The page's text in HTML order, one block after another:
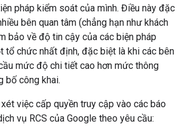
pháp kiểm soát của mình. Điều này đặc
bên quan tâm (chẳng hạn như khách
bảo về độ tin cậy của các biện pháp
tổ chức nhất định, đặc biệt là khi các bên
mức độ chi tiết cao hơn mức thông
bố công khai.
việc cấp quyền truy cập vào các báo
vụ RCS của Google theo yêu cầu: